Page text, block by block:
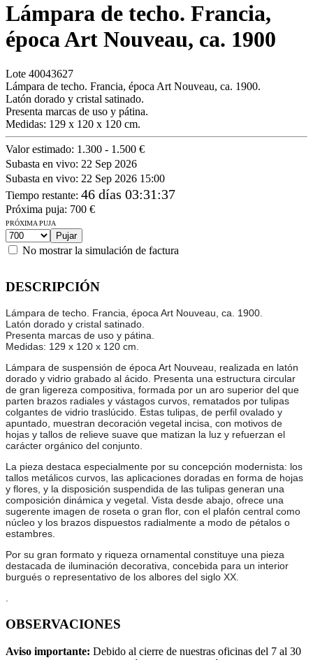
Lámpara de techo. Francia,
época Art Nouveau, ca. 1900
Lote 40043627
Lámpara de techo. Francia, época Art Nouveau, ca. 1900.
Latón dorado y cristal satinado.
Presenta marcas de uso y pátina.
Medidas: 129 x 120 x 120 cm.
Valor estimado: 1.300 - 1.500 €
Subasta en vivo: 22 Sep 2026
Subasta en vivo: 22 Sep 2026 15:00
Tiempo restante: 46 días 03:31:37
Próxima puja: 700 €
PRÓXIMA PUJA
No mostrar la simulación de factura
DESCRIPCIÓN
Lámpara de techo. Francia, época Art Nouveau, ca. 1900.
Latón dorado y cristal satinado.
Presenta marcas de uso y pátina.
Medidas: 129 x 120 x 120 cm.
Lámpara de suspensión de época Art Nouveau, realizada en latón
dorado y vidrio grabado al ácido. Presenta una estructura circular
de gran ligereza compositiva, formada por un aro superior del que
parten brazos radiales y vástagos curvos, rematados por tulipas
colgantes de vidrio traslúcido. Estas tulipas, de perfil ovalado y
apuntado, muestran decoración vegetal incisa, con motivos de
hojas y tallos de relieve suave que matizan la luz y refuerzan el
carácter orgánico del conjunto.
La pieza destaca especialmente por su concepción modernista: los
tallos metálicos curvos, las aplicaciones doradas en forma de hojas
y flores, y la disposición suspendida de las tulipas generan una
composición dinámica y vegetal. Vista desde abajo, ofrece una
sugerente imagen de roseta o gran flor, con el plafón central como
núcleo y los brazos dispuestos radialmente a modo de pétalos o
estambres.
Por su gran formato y riqueza ornamental constituye una pieza
destacada de iluminación decorativa, concebida para un interior
burgués o representativo de los albores del siglo XX.
.
OBSERVACIONES
Aviso importante: Debido al cierre de nuestras oficinas del 7 al 30